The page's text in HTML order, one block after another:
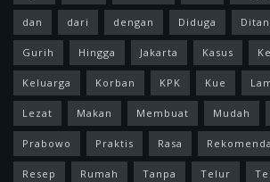
dan dari dengan Diduga
Gurih Hingga Jakarta Kasus
Keluarga Korban KPK Kue
Lezat Makan Membuat Mudah
Prabowo Praktis Rasa
Resep Rumah Tanpa Telur